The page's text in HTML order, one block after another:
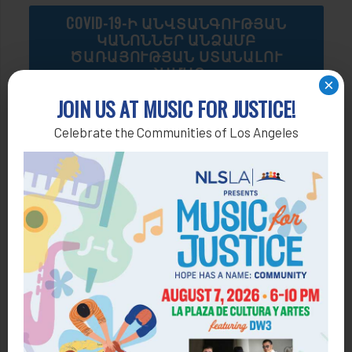
JOIN US AT MUSIC FOR JUSTICE!
Celebrate the Communities of Los Angeles
×
COVID-19-Ի ԱՆՎՏԱՆԳՈՒԹՅԱՆ
ԿԱՆՈՆՆԵՐ ԱՆՁԱՄԲ
ԾԱՌԱՅՈՒԹՅԱՆ ՍՏԱՆԱԼՈՒ
ՀԱՄԱՐ
Երկուշաբթի-Ուրբաթ
Երկուշաբթի – Հինգշաբթի՝
9:00-ից մինչև 12:00-ից մինչև 13:00-ից
մինչև 16:00
Ուրբաթ՝
9:00-ից մինչև 12:00